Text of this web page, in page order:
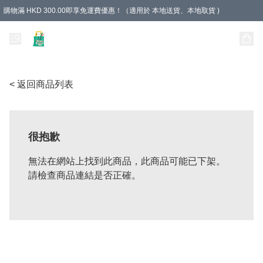
購物滿 HKD 300.00即享免運費優惠！（適用於 本地送貨、本地取貨 )
< 返回商品列表
很抱歉
無法在網站上找到此商品，此商品可能已下架。
請檢查商品連結是否正確。